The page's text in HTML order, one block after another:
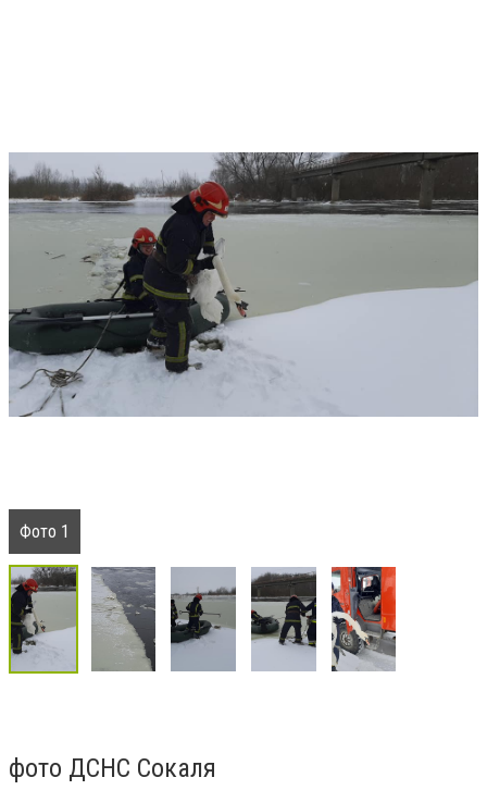
Фото 1
фото ДСНС Сокаля